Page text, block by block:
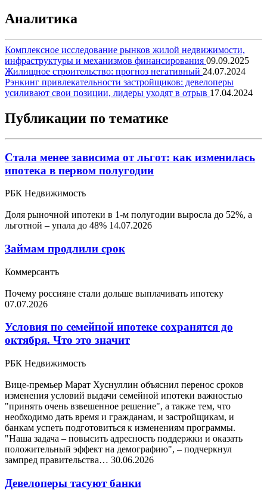
Аналитика
Комплексное исследование рынков жилой недвижимости,
инфраструктуры и механизмов финансирования 09.09.2025
Жилищное строительство: прогноз негативный 24.07.2024
Рэнкинг привлекательности застройщиков: девелоперы
усиливают свои позиции, лидеры уходят в отрыв 17.04.2024
Публикации по тематике
Стала менее зависима от льгот: как изменилась
ипотека в первом полугодии
РБК Недвижимость
Доля рыночной ипотеки в 1-м полугодии выросла до 52%, а
льготной – упала до 48% 14.07.2026
Займам продлили срок
Коммерсантъ
Почему россияне стали дольше выплачивать ипотеку
07.07.2026
Условия по семейной ипотеке сохранятся до
октября. Что это значит
РБК Недвижимость
Вице-премьер Марат Хуснуллин объяснил перенос сроков
изменения условий выдачи семейной ипотеки важностью
"принять очень взвешенное решение", а также тем, что
необходимо дать время и гражданам, и застройщикам, и
банкам успеть подготовиться к изменениям программы.
"Наша задача – повысить адресность поддержки и оказать
положительный эффект на демографию", – подчеркнул
зампред правительства… 30.06.2026
Девелоперы тасуют банки